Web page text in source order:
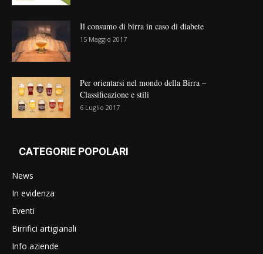
Il consumo di birra in caso di diabete
15 Maggio 2017
Per orientarsi nel mondo della Birra –
Classificazione e stili
6 Luglio 2017
CATEGORIE POPOLARI
News
In evidenza
Eventi
Birrifici artigianali
Info aziende